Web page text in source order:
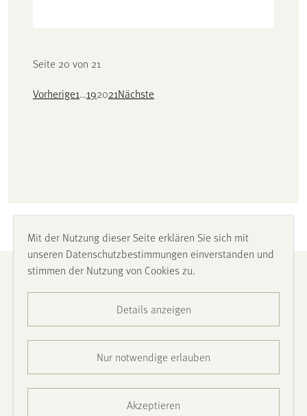
Seite 20 von 21
Vorherige1…192021Nächste
Impressum
Presse
Mit der Nutzung dieser Seite erklären Sie sich mit
unseren Datenschutzbestimmungen einverstanden und
stimmen der Nutzung von Cookies zu.
Details anzeigen
Nur notwendige erlauben
Akzeptieren